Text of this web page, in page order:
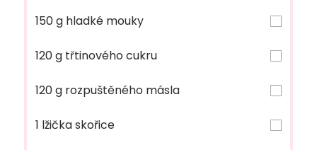
150 g hladké mouky
120 g třtinového cukru
120 g rozpuštěného másla
1 lžička skořice